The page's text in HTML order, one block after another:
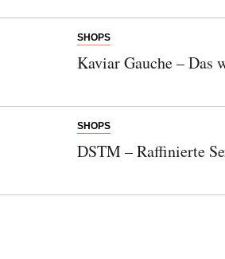
SHOPS
Kaviar Gauche – Das
SHOPS
DSTM – Raffinierte